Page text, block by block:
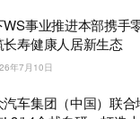
WS事业推进本部携手
长寿健康人居新生态
年7月10日
汽车集团（中国）联合